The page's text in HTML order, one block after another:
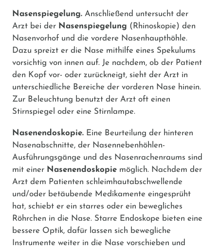
Nasenspiegelung. Anschließend untersucht der
Arzt bei der Nasenspiegelung (Rhinoskopie) den
Nasenvorhof und die vordere Nasenhaupthöhle.
Dazu spreizt er die Nase mithilfe eines Spekulums
vorsichtig von innen auf. Je nachdem, ob der Patient
den Kopf vor- oder zurückneigt, sieht der Arzt in
unterschiedliche Bereiche der vorderen Nase hinein.
Zur Beleuchtung benutzt der Arzt oft einen
Stirnspiegel oder eine Stirnlampe.
Nasenendoskopie. Eine Beurteilung der hinteren
Nasenabschnitte, der Nasennebenhöhlen-
Ausführungsgänge und des Nasenrachenraums sind
mit einer Nasenendoskopie möglich. Nachdem der
Arzt dem Patienten schleimhautabschwellende
und/oder betäubende Medikamente eingesprüht
hat, schiebt er ein starres oder ein bewegliches
Röhrchen in die Nase. Starre Endoskope bieten eine
bessere Optik, dafür lassen sich bewegliche
Instrumente weiter in die Nase vorschieben und